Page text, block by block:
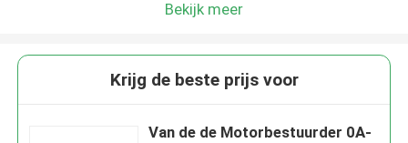
Bekijk meer
Krijg de beste prijs voor
Van de de Motorbestuurder 0A-